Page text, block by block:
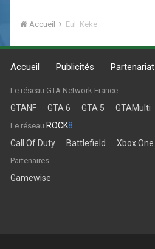
Accueil Eul_Keke
Accueil Publicités Partenariat
Le réseau GTA Network France
GTANF GTA 6 GTA 5 GTAMulti
Le réseau ROCK8
Call Of Duty
Battlefield Xbox One
Partenaires
Gamewise